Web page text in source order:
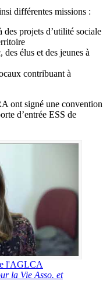
différentes missions :
des projets d’utilité sociale
élus et des jeunes à
contribuant à
ont signé une convention
d’entrée ESS de
l'AGLCA
la Vie Asso. et